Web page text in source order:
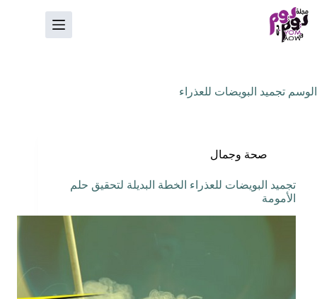
التجاوز
إلى
المحتوى
الوسم تجميد البويضات للعذراء
صحة وجمال
تجميد البويضات للعذراء الخطة البديلة لتحقيق حلم
الأمومة